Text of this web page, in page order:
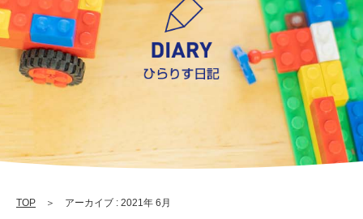
人
明
善
園
幼
TOP ＞ アーカイブ : 2021年 6月